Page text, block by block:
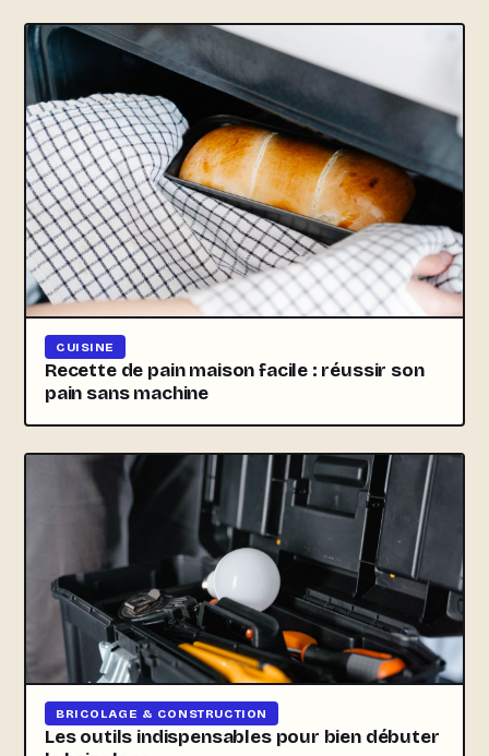
CUISINE
Recette de pain maison facile : réussir son
pain sans machine
BRICOLAGE & CONSTRUCTION
Les outils indispensables pour bien débuter